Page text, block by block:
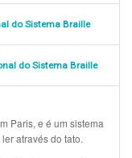
do Sistema Braille
do Sistema Braille
Paris, e é um sistema
através do tato.